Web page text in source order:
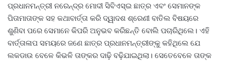
ପ୍ରଧାନମନ୍ତ୍ରୀ ନରେନ୍ଦ୍ର ମୋଦୀ ସିବିଏସ୍ଇ ଛାତ୍ର ଏବଂ ସେମାନଙ୍କ
ପିତାମାତାଙ୍କ ସହ କଥାବାର୍ତ୍ତା କରି ଦ୍ୱାଦଶ ଶ୍ରେଣୀ ବାତିଲ ବିଷୟରେ
ଶୁଣିବା ପରେ ସେମାନେ କିପରି ଅନୁଭବ କରିଛନ୍ତି ବୋଲି ପଚାରିଥିଲେ। ଏହି
ବାର୍ତ୍ତାଳାପ ସମୟରେ ଜଣେ ଛାତ୍ର ପ୍ରଧାନମନ୍ତ୍ରୀଙ୍କୁ କହିଥିଲେ ଯେ
ଲକଡାଉ ବେଳେ କିଭଳି ତାଙ୍କର ଦାଢ଼ି ବଢ଼ିଯାଇଥିଲା। ସେତେବେଳେ ତାଙ୍କ